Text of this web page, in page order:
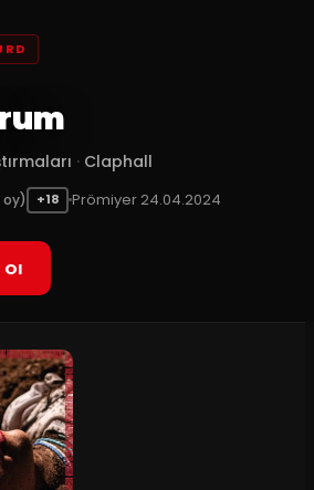
· Claphall
oy) +18 Prömiyer 24.04.2024
Ol